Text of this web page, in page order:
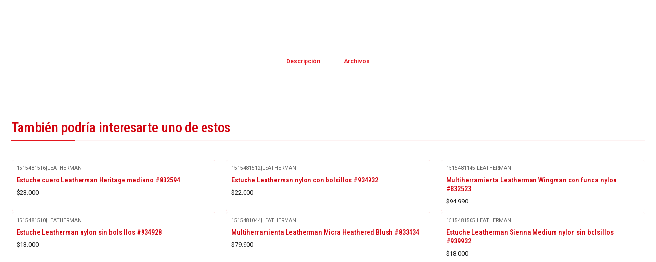
Descripción Archivos
También podría interesarte uno de estos
1515481516|LEATHERMAN
Estuche cuero Leatherman Heritage mediano #832594
$23.000
1515481512|LEATHERMAN
Estuche Leatherman nylon con bolsillos #934932
$22.000
1515481145|LEATHERMAN
Multiherramienta Leatherman Wingman con funda nylon
#832523
$94.990
1515481510|LEATHERMAN
Estuche Leatherman nylon sin bolsillos #934928
$13.000
1515481044|LEATHERMAN
Multiherramienta Leatherman Micra Heathered Blush #833434
$79.900
1515481505|LEATHERMAN
Estuche Leatherman Sienna Medium nylon sin bolsillos
#939932
$18.000